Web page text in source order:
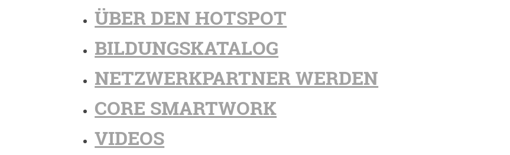
ÜBER DEN HOTSPOT
BILDUNGSKATALOG
NETZWERKPARTNER WERDEN
CORE SMARTWORK
VIDEOS